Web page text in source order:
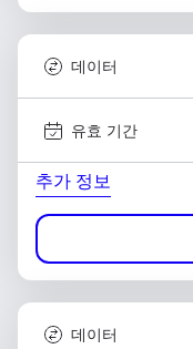
데이터
유효 기간
추가 정보
데이터